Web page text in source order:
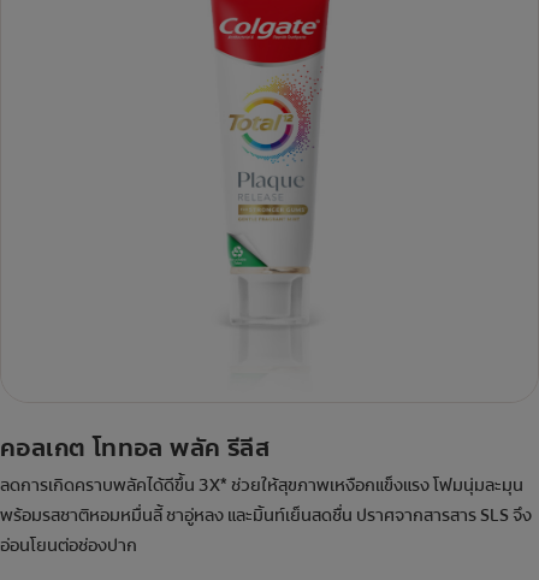
คอลเกต โททอล พลัค รีลีส
ลดการเกิดคราบพลัคได้ดีขึ้น 3X* ช่วยให้สุขภาพเหงือกแข็งแรง โฟมนุ่มละมุน
พร้อมรสชาติหอมหมื่นลี้ ชาอู่หลง และมิ้นท์เย็นสดชื่น ปราศจากสารสาร SLS จึง
อ่อนโยนต่อช่องปาก